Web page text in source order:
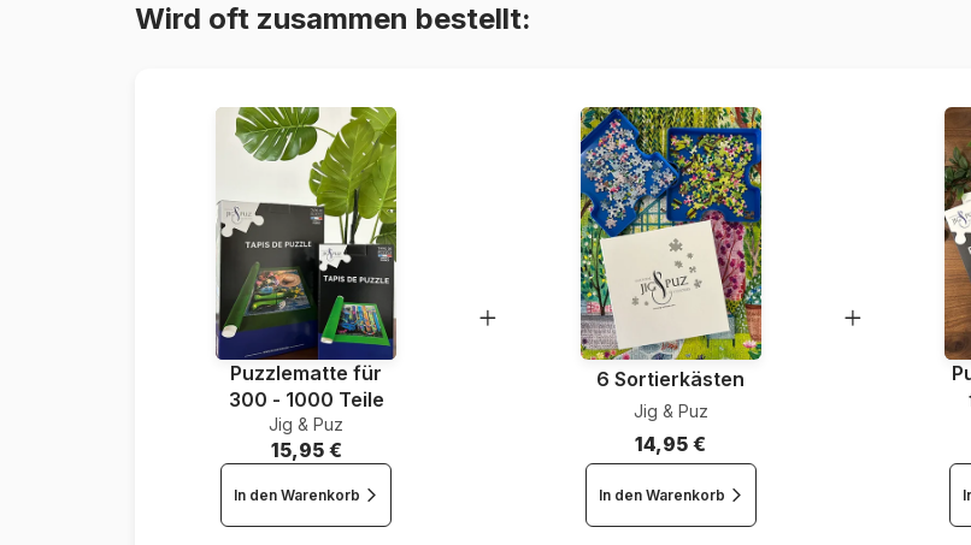
Wird oft zusammen bestellt:
Puzzlematte für
300 - 1000 Teile
Jig & Puz
15,95 €
In den Warenkorb
6 Sortierkästen
Jig & Puz
14,95 €
In den Warenkorb